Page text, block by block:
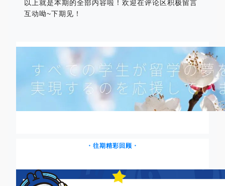
以上就是本期的全部内容啦！欢迎在评论区积极留言
互动呦~下期见！
・往期精彩回顾・